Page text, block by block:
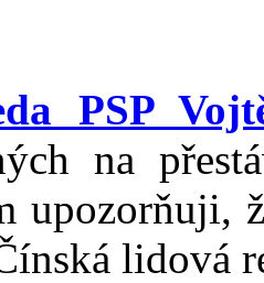
PSP
na
upozorňuji,
lidová